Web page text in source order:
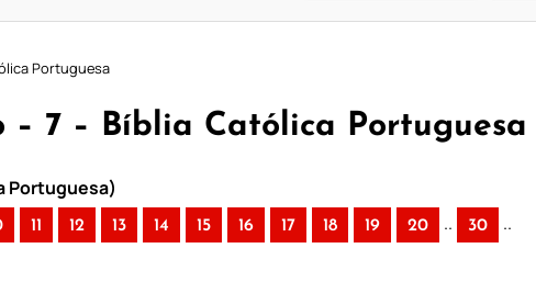
Portuguesa
7 – Bíblia Católica Portuguesa
Portuguesa)
11 12 13 14 15 16 17 18 19 20 .. 30 ..